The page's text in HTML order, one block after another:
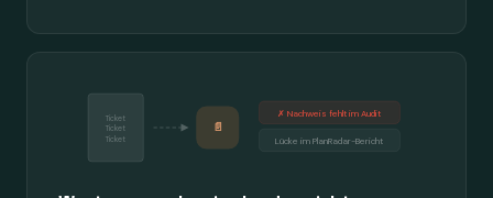
Ticket
Ticket
Ticket
📄
✗ Nachweis fehlt im Audit
Lücke im PlanRadar-Bericht